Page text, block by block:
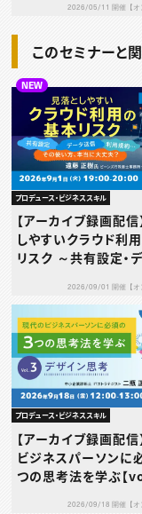
2026/05/11 開催【オ
このセミナーと
NEW
プロデュース・ビジネススキル
【アーカイブ録画配信
しやすいクラウド利
リスク ～共有設定・
当に大丈夫？～
2026/09/01 開催【オ
プロデュース・ビジネススキル
【アーカイブ録画配信
ビジネスパーソンに
つの思考法を学ぶ【
2026/09/18 開催【オ